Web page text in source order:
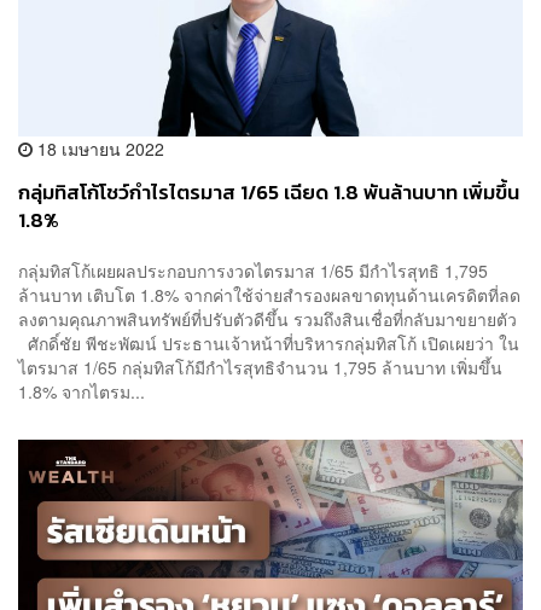
18 เมษายน 2022
กลุ่มทิสโก้โชว์กำไรไตรมาส 1/65 เฉียด 1.8 พันล้านบาท เพิ่มขึ้น
1.8%
กลุ่มทิสโก้เผยผลประกอบการงวดไตรมาส 1/65 มีกำไรสุทธิ 1,795
ล้านบาท เติบโต 1.8% จากค่าใช้จ่ายสำรองผลขาดทุนด้านเครดิตที่ลด
ลงตามคุณภาพสินทรัพย์ที่ปรับตัวดีขึ้น รวมถึงสินเชื่อที่กลับมาขยายตัว
ศักดิ์ชัย พีชะพัฒน์ ประธานเจ้าหน้าที่บริหารกลุ่มทิสโก้ เปิดเผยว่า ใน
ไตรมาส 1/65 กลุ่มทิสโก้มีกำไรสุทธิจำนวน 1,795 ล้านบาท เพิ่มขึ้น
1.8% จากไตรม...